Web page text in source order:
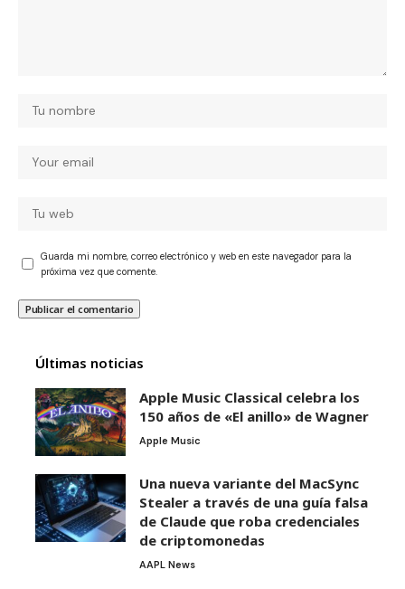
Guarda mi nombre, correo electrónico y web en este navegador para la
próxima vez que comente.
Últimas noticias
Apple Music Classical celebra los
150 años de «El anillo» de Wagner
Apple Music
Una nueva variante del MacSync
Stealer a través de una guía falsa
de Claude que roba credenciales
de criptomonedas
AAPL News